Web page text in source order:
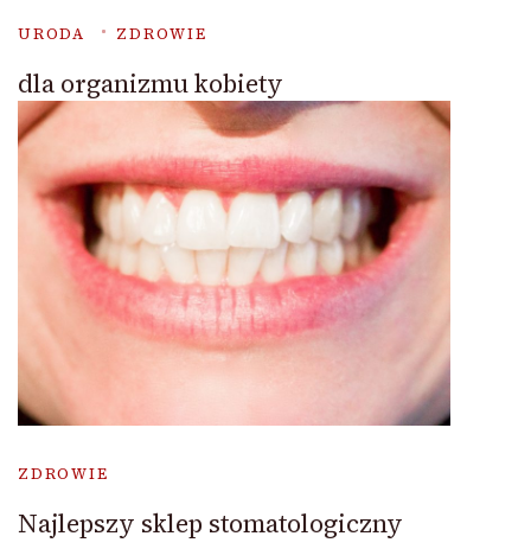
URODA ZDROWIE
dla organizmu kobiety
ZDROWIE
Najlepszy sklep stomatologiczny